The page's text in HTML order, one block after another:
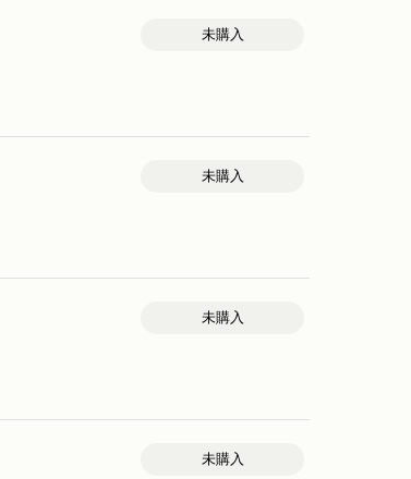
未購入
未購入
未購入
未購入